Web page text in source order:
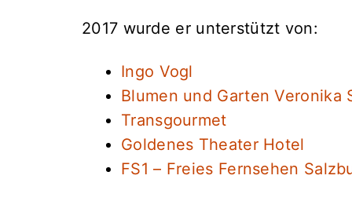
2017 wurde er unterstützt von:
Ingo Vogl
Blumen und Garten Veronika
Transgourmet
Goldenes Theater Hotel
FS1 – Freies Fernsehen